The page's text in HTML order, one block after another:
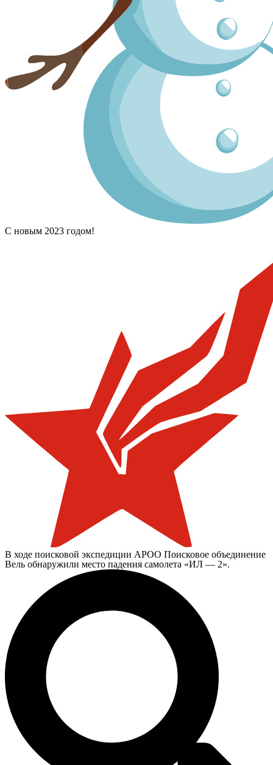
С новым 2023 годом!
В ходе поисковой экспедиции АРОО Поисковое объединение
Вель обнаружили место падения самолета «ИЛ — 2».